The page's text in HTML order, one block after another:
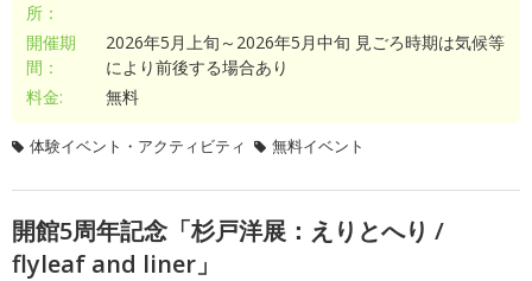
所：
開催期
間：
2026年5月上旬～2026年5月中旬 見ごろ時期は気候等
により前後する場合あり
料金:
無料
体験イベント・アクティビティ 無料イベント
開館5周年記念「杉戸洋展：えりとへり /
flyleaf and liner」